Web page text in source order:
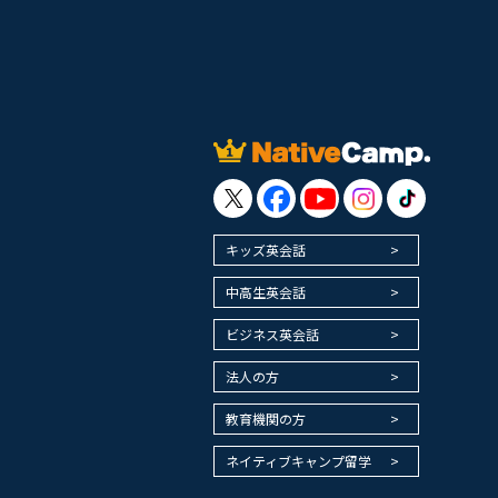
キッズ英会話
中高生英会話
ビジネス英会話
法人の方
教育機関の方
ネイティブキャンプ留学